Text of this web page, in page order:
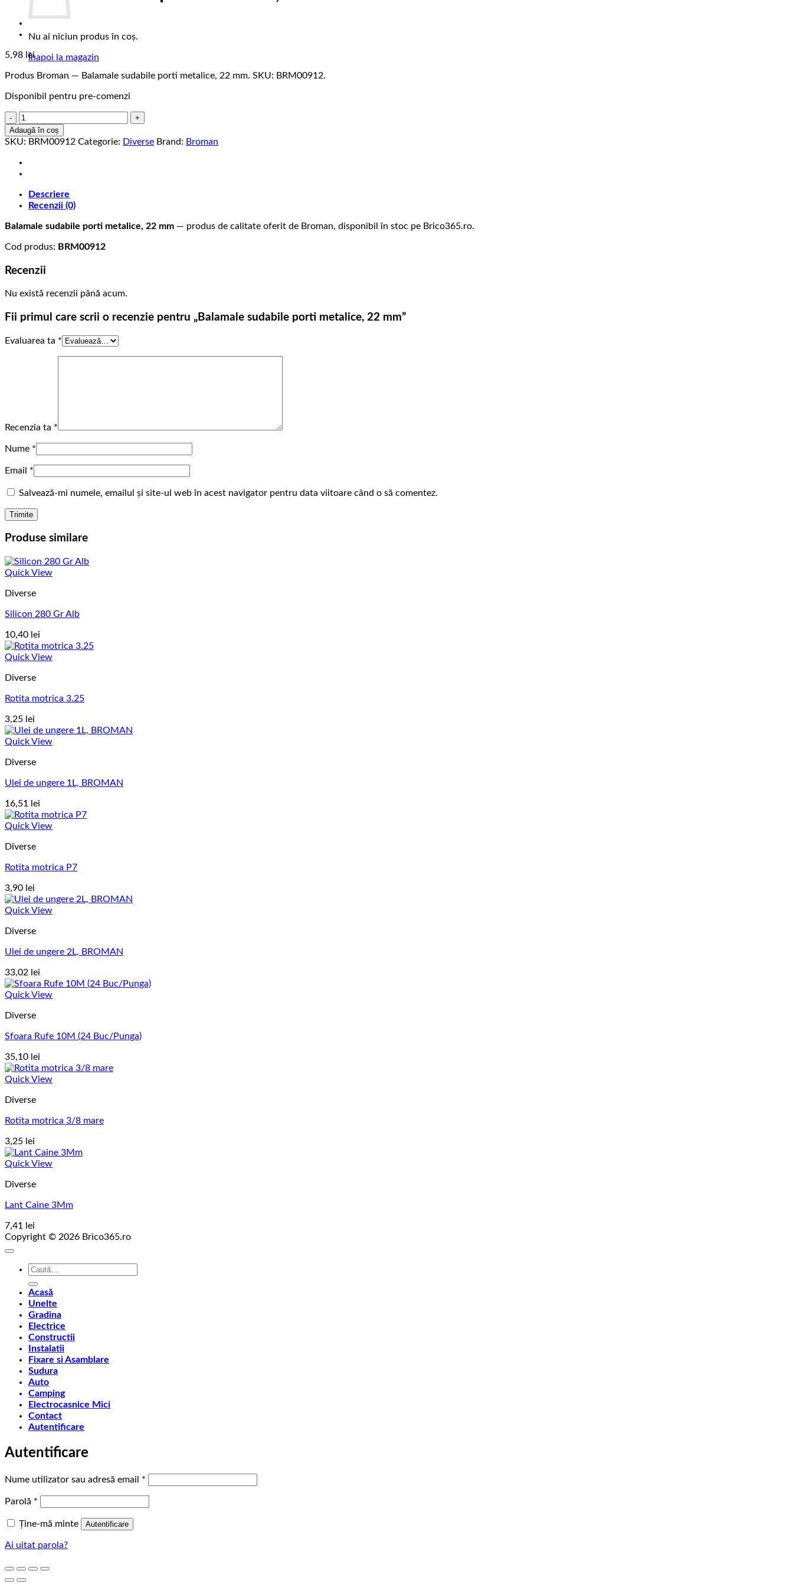
Nu ai niciun produs în coș.
Înapoi la magazin
5,98 lei
Produs Broman — Balamale sudabile porti metalice, 22 mm. SKU: BRM00912.
Disponibil pentru pre-comenzi
Cantitate
Balamale
sudabile
metalice,
22
Adaugă în coș
SKU: BRM00912 Categorie: Diverse Brand: Broman
Descriere
Recenzii (0)
Balamale sudabile porti metalice, 22 mm — produs de calitate oferit de Broman, disponibil în stoc pe Brico365.ro.
Cod produs: BRM00912
Recenzii
Nu există recenzii până acum.
Fii primul care scrii o recenzie pentru „Balamale sudabile porti metalice, 22 mm”
Evaluarea ta *
Recenzia ta *
Nume *
Email *
Salvează-mi numele, emailul și site-ul web în acest navigator pentru data viitoare când o să comentez.
Produse similare
Quick View
Diverse
Silicon 280 Gr Alb
10,40 lei
Quick View
Diverse
Rotita motrica 3.25
3,25 lei
Quick View
Diverse
Ulei de ungere 1L, BROMAN
16,51 lei
Quick View
Diverse
Rotita motrica P7
3,90 lei
Quick View
Diverse
Ulei de ungere 2L, BROMAN
33,02 lei
Quick View
Diverse
Sfoara Rufe 10M (24 Buc/Punga)
35,10 lei
Quick View
Diverse
Rotita motrica 3/8 mare
3,25 lei
Quick View
Diverse
Lant Caine 3Mm
7,41
lei
Copyright © 2026 Brico365.ro
Caută
Acasă
Unelte
Gradina
Electrice
Constructii
Instalatii
Fixare si Asamblare
Sudura
Auto
Camping
Electrocasnice Mici
Contact
Autentificare
Autentificare
Nume utilizator sau adresă email *
Parolă *
Ține-mă minte Autentificare
Ai uitat parola?